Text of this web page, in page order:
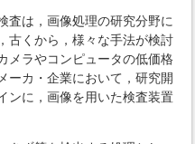
は，画像処理の研究分野に
古くから，様々な手法が検討
メラやコンピュータの低価格
ーカ・企業において，研究開
ンに，画像を用いた検査装置